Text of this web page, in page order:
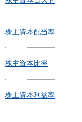
株主資本配当率
株主資本比率
株主資本利益率